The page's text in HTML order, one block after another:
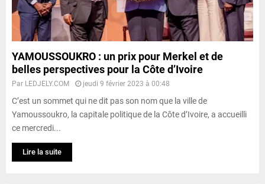
YAMOUSSOUKRO : un prix pour Merkel et de
belles perspectives pour la Côte d’Ivoire
Par LEDJELY.COM jeudi 9 février 2023 à 00:48
C’est un sommet qui ne dit pas son nom que la ville de
Yamoussoukro, la capitale politique de la Côte d’Ivoire, a accueilli
ce mercredi...
Lire la suite